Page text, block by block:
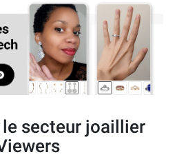
secteur joaillier